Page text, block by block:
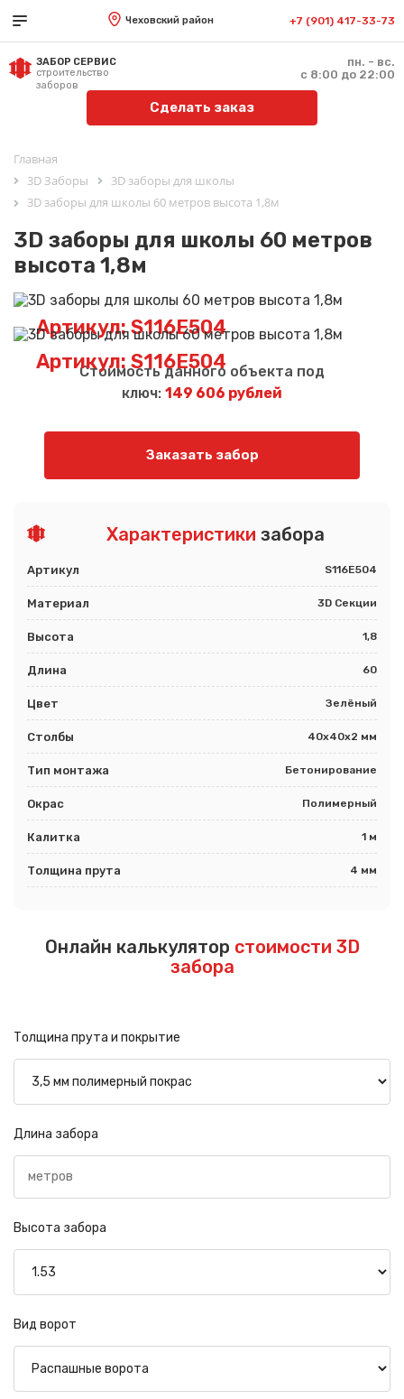
Чеховский район +7 (901) 417-33-73
ЗАБОР СЕРВИС
строительство
заборов
пн. - вс.
с 8:00 до 22:00
Сделать заказ
Главная
3D Заборы
3D заборы для школы
3D заборы для школы 60 метров высота 1,8м
3D заборы для школы 60 метров
высота 1,8м
Артикул: S116E504
Артикул: S116E504
Стоимость данного объекта под
ключ: 149 606 рублей
Заказать забор
Характеристики забора
Артикул S116E504
Материал 3D Секции
Высота 1,8
Длина 60
Цвет Зелёный
Столбы 40х40х2 мм
Тип монтажа Бетонирование
Окрас Полимерный
Калитка 1 м
Толщина прута 4 мм
Онлайн калькулятор стоимости 3D
забора
Толщина прута и покрытие
Длина забора
Высота забора
Вид ворот